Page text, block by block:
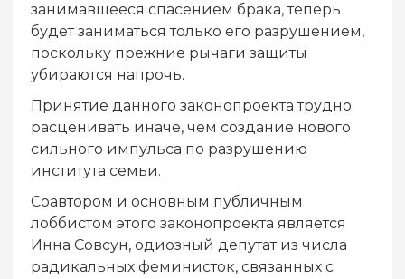
занимавшееся спасением брака, теперь
будет заниматься только его разрушением,
поскольку прежние рычаги защиты
убираются напрочь.
Принятие данного законопроекта трудно
расценивать иначе, чем создание нового
сильного импульса по разрушению
института семьи.
Соавтором и основным публичным
лоббистом этого законопроекта является
Инна Совсун, одиозный депутат из числа
радикальных феминисток, связанных с